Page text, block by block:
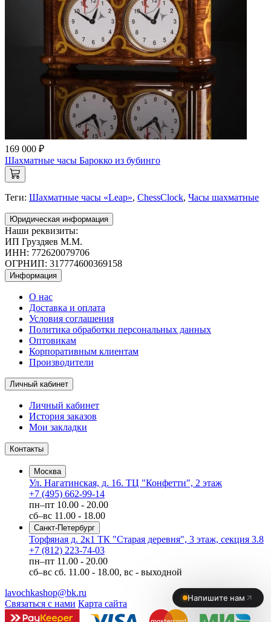
169 000 ₽
Шахматные часы Барокко из бубинго
Теги: Шахматные часы «Leap», ChessClock, Часы шахматные
Юридическая информация
Наши реквизиты:
ИП Груздяев М.М.
ИНН: 772620079706
ОГРНИП: 317774600369158
Информация
О нас
Доставка и оплата
Условия соглашения
Политика обработки персональных данных
Оптовикам
Корпоративным клиентам
Производители
Личный кабинет
Личный кабинет
История заказов
Мои закладки
Контакты
Москва
Ул. Нагатинская, д. 16. ТЦ "Конфетти", 2 этаж
+7 (495) 662-99-14
пн–пт 10.00 - 20.00
сб–вс 11.00 - 18.00
Санкт-Петербург
Торфяная д. 2к1 ТК "Старая деревня", 3 этаж, секция 3.8
+7 (812) 223-74-03
пн–пт 11.00 - 20.00
сб–вс сб. 11.00 - 18.00, вс - выходной
lavochkashop@bk.ru
Связаться с нами Карта сайта